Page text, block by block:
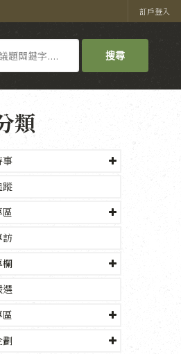
訂戶登入
搜尋
類
事
蹤
訪
欄
選
區
劃